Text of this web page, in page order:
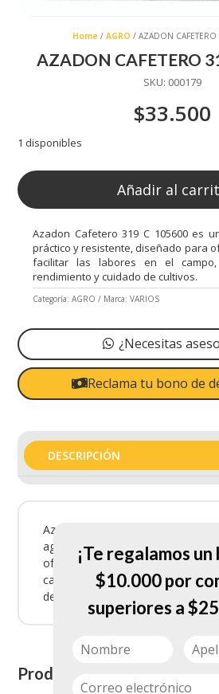
Home / AGRO / AZADON
AZADON CAFETERO
SKU: 000179
$33.500
1 disponibles
Añadir al
Azadon Cafetero 319 C 105600 es
práctico y resistente, diseñado para
facilitar las labores en el campo,
rendimiento y cuidado de cultivos.
Categoría:AGRO Marca:VARIOS
¿Necesitas
Reclama tu bono de
DESCRIPCIÓN
Azadon Cafetero 319 C
agrícola práctico y resistente,
ofrecer durabilidad y facilitar
campo, contribuyendo al
de cultivos.
Productos relacionados
¡Te regalamos un
$10.000 por
superiores a